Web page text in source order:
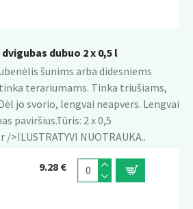
dubuo 2 x 0,5 l
šunims arba didesniems
terariumams. Tinka triušiams,
jo svorio, lengvai neapvers. Lengvai
paviršius.Tūris: 2 x 0,5
>ILUSTRATYVI NUOTRAUKA..
9.28 €